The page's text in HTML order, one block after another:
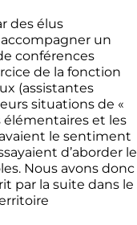
des élus
un
conférences
de la fonction
(assistantes
situations de «
élémentaires et les
le sentiment
d’aborder le
Nous avons donc
par la suite dans le